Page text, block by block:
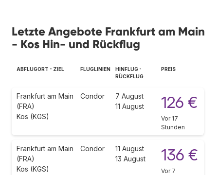
Letzte Angebote Frankfurt am Main
- Kos Hin- und Rückflug
ABFLUGORT - ZIEL FLUGLINIEN
HINFLUG -
RÜCKFLUG
PREIS
Frankfurt am Main
(FRA)
Kos (KGS)
Condor
7 August
11 August
126 €
Vor 17
Stunden
Frankfurt am Main
(FRA)
Kos (KGS)
Condor
11 August
13 August
136 €
Vor 7